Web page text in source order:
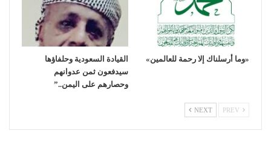
«وما أرسلناك إلا رحمة للعالمين»
القيادة السعودية وحلفاؤها
سيدفعون ثمن عدوانهم
وحصارهم على اليمن..”
NEXT